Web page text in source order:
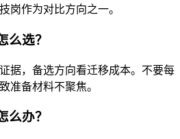
岗作为对比方向之一。
么选？
据，备选方向看迁移成本。不要每
准备材料不聚焦。
么办？